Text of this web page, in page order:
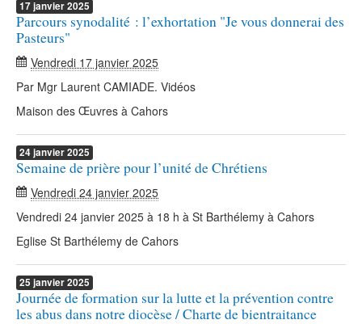
17janvier2025
Parcours synodalité : l’exhortation "Je vous donnerai des
Pasteurs"
Vendredi 17 janvier 2025
Par Mgr Laurent CAMIADE. Vidéos
Maison des Œuvres à Cahors
24janvier2025
Semaine de prière pour l’unité de Chrétiens
Vendredi 24 janvier 2025
Vendredi 24 janvier 2025 à 18 h à St Barthélemy à Cahors
Eglise St Barthélemy de Cahors
25 janvier2025
Journée de formation sur la lutte et la prévention contre
les abus dans notre diocèse / Charte de bientraitance